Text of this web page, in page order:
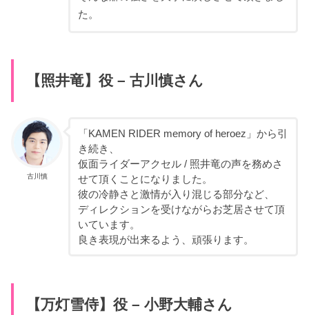
た。
【照井竜】役 – 古川慎さん
古川慎
「KAMEN RIDER memory of heroez」から引
き続き、
仮面ライダーアクセル / 照井竜の声を務めさ
せて頂くことになりました。
彼の冷静さと激情が入り混じる部分など、
ディレクションを受けながらお芝居させて頂
いています。
良き表現が出来るよう、頑張ります。
【万灯雪侍】役 – 小野大輔さん